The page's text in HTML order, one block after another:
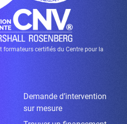
formateurs certifiés du Centre pour la
Demande d’intervention
sur mesure